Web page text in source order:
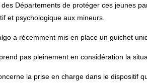
Départements de protéger ces jeunes
et psychologique aux mineurs.
a récemment mis en place un guichet
pas pleinement en considération la
la prise en charge dans le dispositif